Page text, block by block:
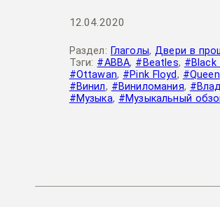
12.04.2020
Раздел: Глаголы,Двери в
Тэги: #ABBA, #Beatles, #Black
#Ottawan, #Pink Floyd, #Queen
#Винил, #Виниломания,
#Музыка, #Музыкальный